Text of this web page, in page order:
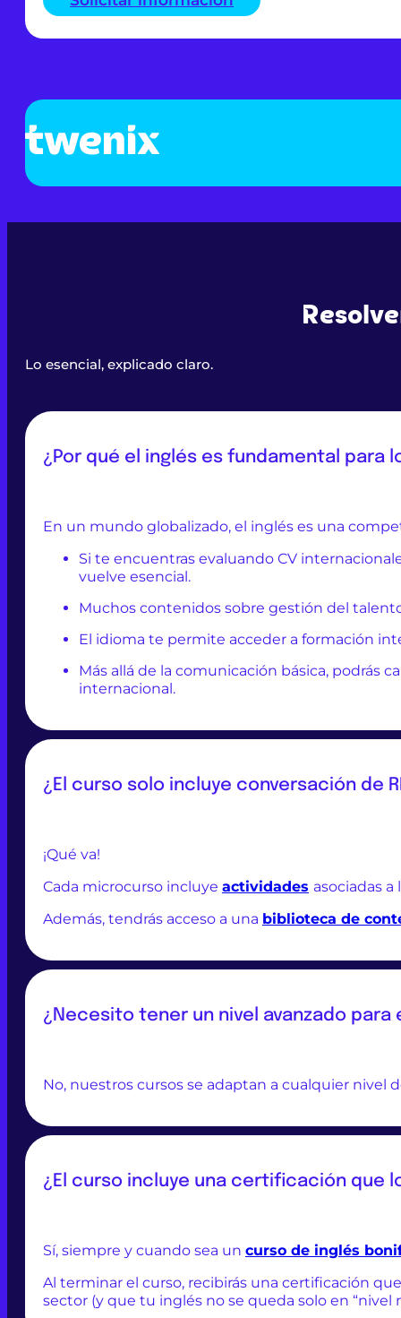
Lo esencial, explicado claro.
¿Por qué el inglés es fundamental para
En un mundo globalizado, el inglés es una
Si te encuentras evaluando CV
vuelve esencial.
Muchos contenidos sobre gestión del
El idioma te permite acceder a formación
Más allá de la comunicación básica, podrás
internacional.
¿El curso solo incluye conversación de
¡Qué va!
Cada microcurso incluye actividades asociadas
Además, tendrás acceso a una biblioteca de
¿Necesito tener un nivel avanzado para
No, nuestros cursos se adaptan a cualquier nivel
¿El curso incluye una certificación que
Sí, siempre y cuando sea un curso de inglés
Al terminar el curso, recibirás una certificación
sector (y que tu inglés no se queda solo en “nivel